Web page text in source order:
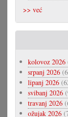
>> već
kolovoz 2026
srpanj 2026
lipanj 2026
svibanj 2026
travanj 2026
ožujak 2026